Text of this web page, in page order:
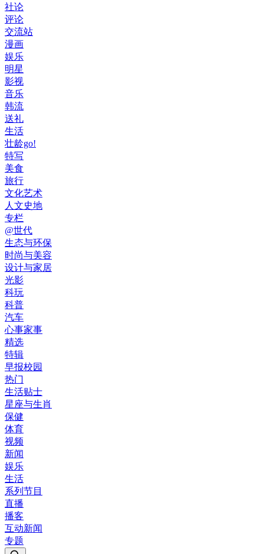
社论
评论
交流站
漫画
娱乐
明星
影视
音乐
韩流
送礼
生活
壮龄go!
特写
美食
旅行
文化艺术
人文史地
专栏
@世代
生态与环保
时尚与美容
设计与家居
光影
科玩
科普
汽车
心事家事
精选
特辑
早报校园
热门
生活贴士
星座与生肖
保健
体育
视频
新闻
娱乐
生活
系列节目
直播
播客
互动新闻
专题